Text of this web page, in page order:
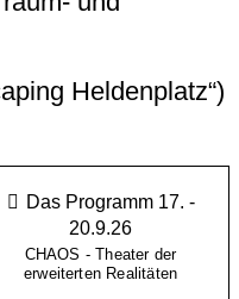
Heldenplatz“)
Das Programm 17. -
20.9.26
CHAOS - Theater der
erweiterten Realitäten